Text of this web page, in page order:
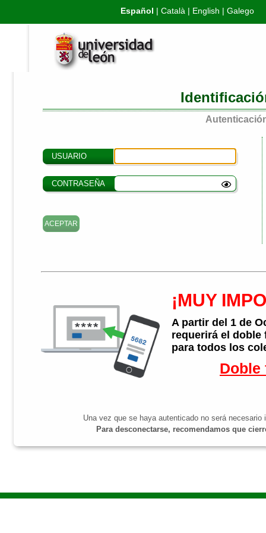
Español | Català | English | Galego
USUARIO
CONTRASEÑA
¡MUY
A partir del 1 de
requerirá el
para todos los
Doble
Una vez que se haya autenticado no será
Para desconectarse, recomendamos que